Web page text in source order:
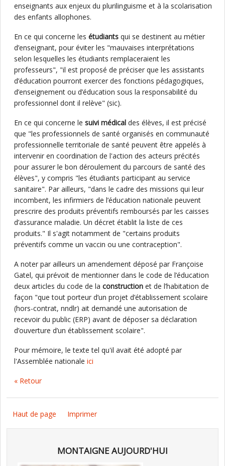
enseignants aux enjeux du plurilinguisme et à la scolarisation
des enfants allophones.
En ce qui concerne les étudiants qui se destinent au métier
d’enseignant, pour éviter les "mauvaises interprétations
selon lesquelles les étudiants remplaceraient les
professeurs", "il est proposé de préciser que les assistants
d’éducation pourront exercer des fonctions pédagogiques,
d’enseignement ou d’éducation sous la responsabilité du
professionnel dont il relève" (sic).
En ce qui concerne le suivi médical des élèves, il est précisé
que "les professionnels de santé organisés en communauté
professionnelle territoriale de santé peuvent être appelés à
intervenir en coordination de l'action des acteurs précités
pour assurer le bon déroulement du parcours de santé des
élèves", y compris "les étudiants participant au service
sanitaire". Par ailleurs, "dans le cadre des missions qui leur
incombent, les infirmiers de l’éducation nationale peuvent
prescrire des produits préventifs remboursés par les caisses
d’assurance maladie. Un décret établit la liste de ces
produits." Il s'agit notamment de "certains produits
préventifs comme un vaccin ou une contraception".
A noter par ailleurs un amendement déposé par Françoise
Gatel, qui prévoit de mentionner dans le code de l’éducation
deux articles du code de la construction et de l’habitation de
façon "que tout porteur d’un projet d’établissement scolaire
(hors-contrat, nndlr) ait demandé une autorisation de
recevoir du public (ERP) avant de déposer sa déclaration
d’ouverture d’un établissement scolaire".
Pour mémoire, le texte tel qu'il avait été adopté par
l'Assemblée nationale ici
« Retour
Haut de page Imprimer
MONTAIGNE AUJOURD'HUI